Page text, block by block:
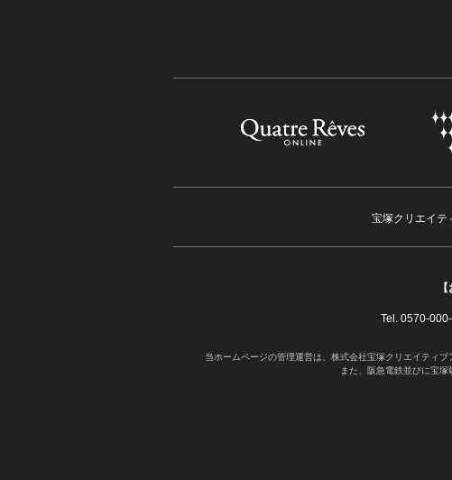
宝塚クリエイテ
Tel. 0570-
当ホームページの管理運営は、株式会社宝塚クリエイティ
また、阪急電鉄並びに宝